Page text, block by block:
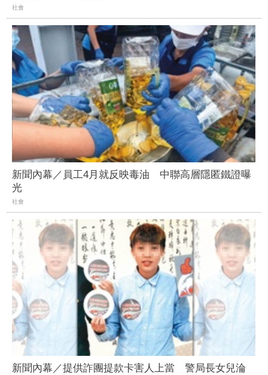
社會
新聞內幕／員工4月就反映毒油 中聯高層隱匿鐵證曝
光
社會
新聞內幕／提供詐團提款卡害人上當 警局長女兒淪